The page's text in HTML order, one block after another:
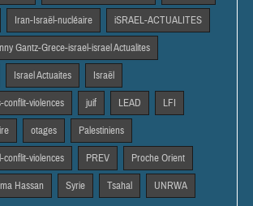
Iran-Israël-nucléaire iSRAEL-ACTUALITES
Gantz-Grece-israel-israel Actualites
Israel Actuaites Israël
conflit-violences juif LEAD LFI
otages Palestiniens
conflit-violences PREV Proche Orient
Hassan Syrie Tsahal UNRWA